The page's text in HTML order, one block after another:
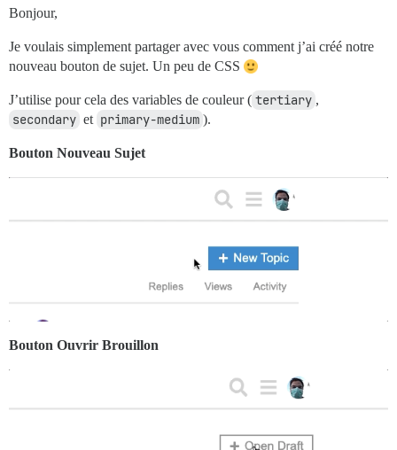
Bonjour,
Je voulais simplement partager avec vous comment j’ai créé notre
nouveau bouton de sujet. Un peu de CSS
J’utilise pour cela des variables de couleur ( tertiary ,
secondary et primary-medium ).
Bouton Nouveau Sujet
Bouton Ouvrir Brouillon